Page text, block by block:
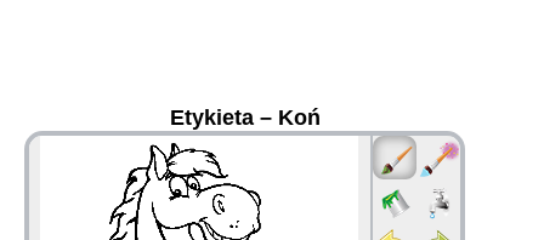
Etykieta – Koń